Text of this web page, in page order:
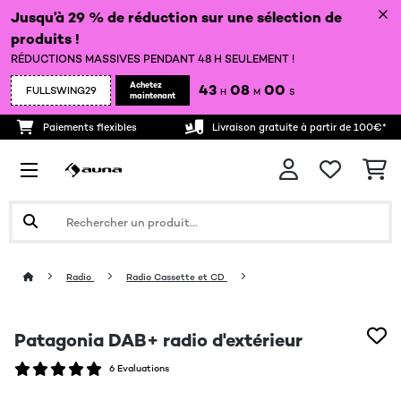
Jusqu’à 29 % de réduction sur une sélection de
produits !
RÉDUCTIONS MASSIVES PENDANT 48 H SEULEMENT !
FULLSWING29
Achetez
maintenant
43 H 07 M 59 S
Paiements flexibles Livraison gratuite à partir de 100€*
Radio Radio Cassette et CD
Patagonia DAB+ radio d'extérieur
6 Evaluations